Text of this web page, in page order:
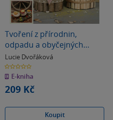
Tvoření z přírodnin,
odpadu a obyčejných
materiálů
Lucie Dvořáková
0.0
z
5
hvězdiček
E-kniha
209 Kč
Koupit